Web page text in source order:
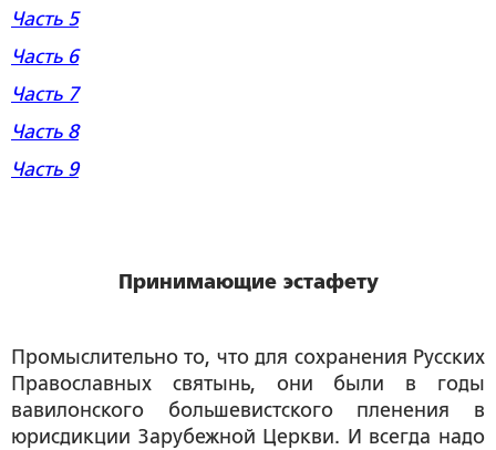
Часть 5
Часть 6
Часть 7
Часть 8
Часть 9
Принимающие эстафету
Промыслительно то, что для сохранения Русских
Православных святынь, они были в годы
вавилонского большевистского пленения в
юрисдикции Зарубежной Церкви. И всегда надо